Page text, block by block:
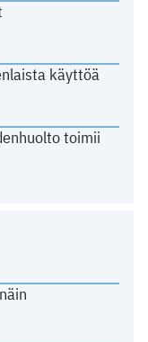
käyttöä
toimii